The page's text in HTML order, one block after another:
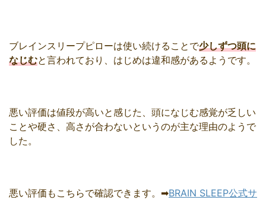
ブレインスリープピローは使い続けることで少しずつ頭に
なじむと言われており、はじめは違和感があるようです。
悪い評価は値段が高いと感じた、頭になじむ感覚が乏しい
ことや硬さ、高さが合わないというのが主な理由のようで
した。
悪い評価もこちらで確認できます。➡BRAIN SLEEP公式サ